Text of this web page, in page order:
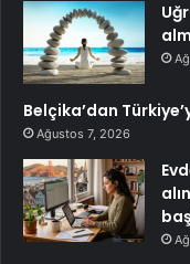
Belçika’dan
Ağustos 7, 2026